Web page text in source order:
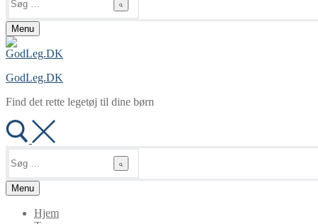
efter:
Menu
GodLeg.DK
Find det rette legetøj til dine børn
efter:
Menu
Hjem